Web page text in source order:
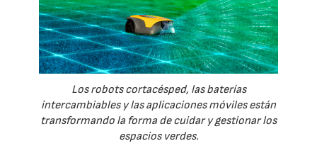
Los robots cortacésped, las baterías
intercambiables y las aplicaciones móviles están
transformando la forma de cuidar y gestionar los
espacios verdes.